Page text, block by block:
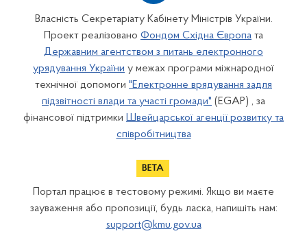
Власність Секретаріату Кабінету Міністрів України.
Проект реалізовано Фондом Східна Європа та
Державним агентством з питань електронного
урядування України у межах програми міжнародної
технічної допомоги "Електронне врядування задля
підзвітності влади та участі громади" (EGAP) , за
фінансової підтримки Швейцарської агенції розвитку та
співробітництва
Портал працює в тестовому режимі. Якщо ви маєте
зауваження або пропозиції, будь ласка, напишіть нам:
support@kmu.gov.ua